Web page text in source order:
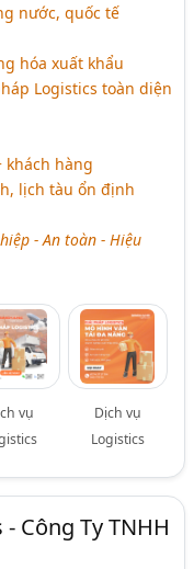
nước, quốc tế
hóa xuất khẩu
Logistics toàn diện
khách hàng
lịch tàu ổn định
- An toàn - Hiệu
vụ
Dịch vụ
Logistics
Công Ty TNHH